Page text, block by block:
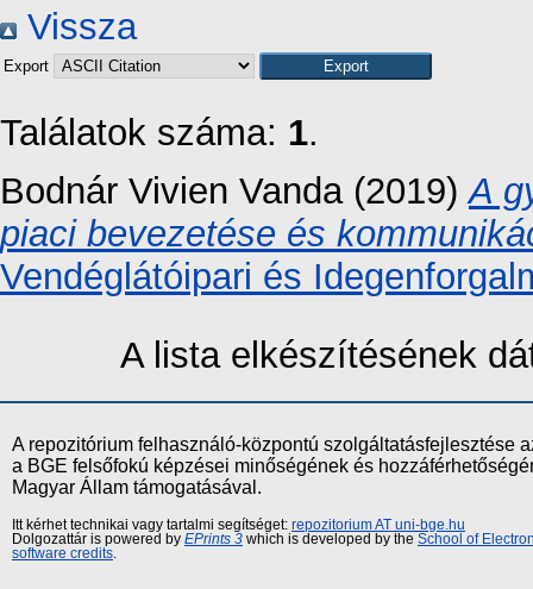
Vissza
Export
Találatok száma: 1.
Bodnár Vivien Vanda (2019)A
piaci bevezetése és
Vendéglátóipari és
A lista elkészítésének
A repozitórium felhasználó-központú szolgáltatásfejlesztése
a BGE felsőfokú képzései minőségének és
Magyar Állam támogatásával.
Itt kérhet technikai vagy tartalmi segítséget: repozitorium AT uni-bge.hu
Dolgozattár is powered by EPrints 3 which is developed by the School of
software credits